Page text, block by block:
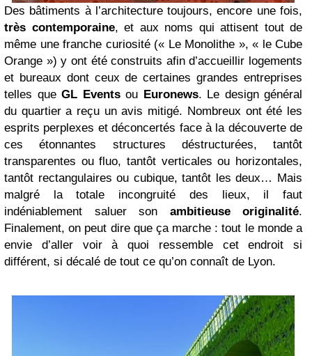
Des bâtiments à l’architecture toujours, encore une fois,
très contemporaine, et aux noms qui attisent tout de
même une franche curiosité (« Le Monolithe », « le Cube
Orange ») y ont été construits afin d’accueillir logements
et bureaux dont ceux de certaines grandes entreprises
telles que GL Eventsou Euronews. Le design général
du quartier a reçu un avis mitigé. Nombreux ont été les
esprits perplexes et déconcertés face à la découverte de
ces étonnantes structures déstructurées, tantôt
transparentes ou fluo, tantôt verticales ou horizontales,
tantôt rectangulaires ou cubique, tantôt les deux… Mais
malgré la totale incongruité des lieux, il faut
indéniablement saluer son ambitieuse originalité.
Finalement, on peut dire que ça marche : tout le monde a
envie d’aller voir à quoi ressemble cet endroit si
différent, si décalé de tout ce qu’on connaît de Lyon.